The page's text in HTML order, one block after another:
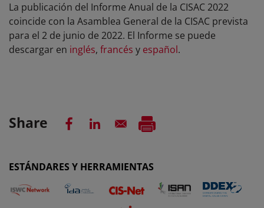
La publicación del Informe Anual de la CISAC 2022
coincide con la Asamblea General de la CISAC prevista
para el 2 de junio de 2022. El Informe se puede
descargar en inglés, francés y español.
Share
ESTÁNDARES Y HERRAMIENTAS